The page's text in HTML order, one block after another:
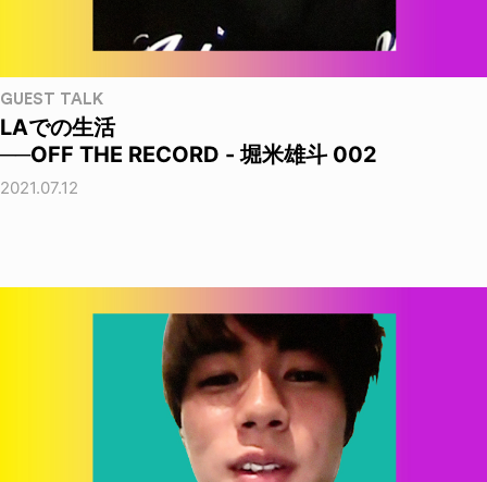
GUEST TALK
LAでの生活
──OFF THE RECORD - 堀米雄斗 002
2021.07.12